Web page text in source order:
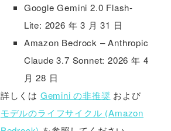
Google Gemini 2.0 Flash-
Lite: 2026 年 3 月 31 日
Amazon Bedrock – Anthropic
Claude 3.7 Sonnet: 2026 年 4
月 28 日
詳しくは Gemini の非推奨 および
モデルのライフサイクル (Amazon